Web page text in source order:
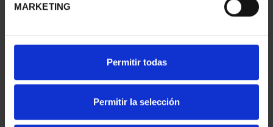
MARKETING
Permitir todas
Permitir la selección